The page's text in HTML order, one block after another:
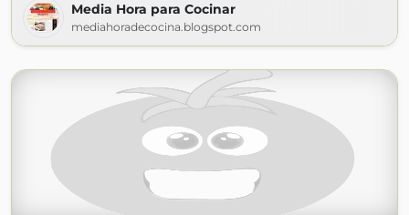
Media Hora para Cocinar
mediahoradecocina.blogspot.com